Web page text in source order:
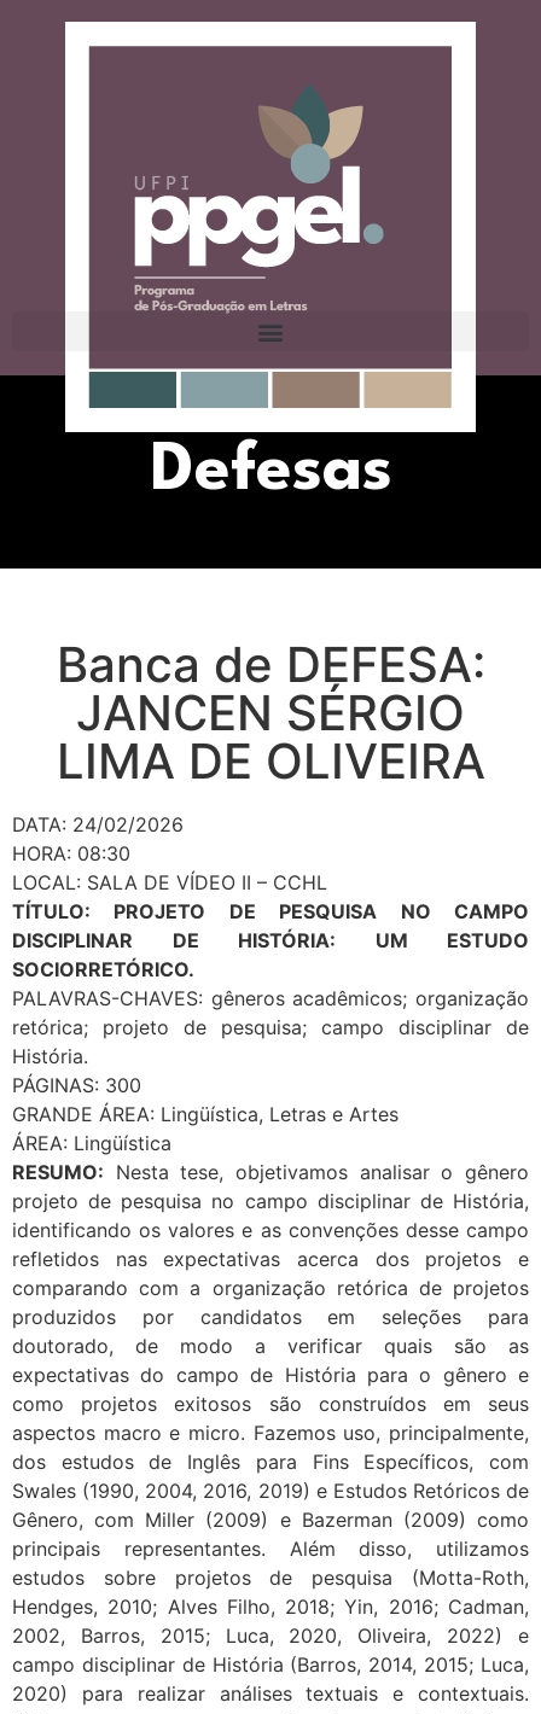
Defesas
Banca de DEFESA:
JANCEN SÉRGIO
LIMA DE OLIVEIRA
DATA: 24/02/2026
HORA: 08:30
LOCAL: SALA DE VÍDEO II – CCHL
TÍTULO: PROJETO DE PESQUISA NO CAMPO
DISCIPLINAR DE HISTÓRIA: UM ESTUDO
SOCIORRETÓRICO.
PALAVRAS-CHAVES: gêneros acadêmicos; organização
retórica; projeto de pesquisa; campo disciplinar de
História.
PÁGINAS: 300
GRANDE ÁREA: Lingüística, Letras e Artes
ÁREA: Lingüística
RESUMO: Nesta tese, objetivamos analisar o gênero
projeto de pesquisa no campo disciplinar de História,
identificando os valores e as convenções desse campo
refletidos nas expectativas acerca dos projetos e
comparando com a organização retórica de projetos
produzidos por candidatos em seleções para
doutorado, de modo a verificar quais são as
expectativas do campo de História para o gênero e
como projetos exitosos são construídos em seus
aspectos macro e micro. Fazemos uso, principalmente,
dos estudos de Inglês para Fins Específicos, com
Swales (1990, 2004, 2016, 2019) e Estudos Retóricos de
Gênero, com Miller (2009) e Bazerman (2009) como
principais representantes. Além disso, utilizamos
estudos sobre projetos de pesquisa (Motta-Roth,
Hendges, 2010; Alves Filho, 2018; Yin, 2016; Cadman,
2002, Barros, 2015; Luca, 2020, Oliveira, 2022) e
campo disciplinar de História (Barros, 2014, 2015; Luca,
2020) para realizar análises textuais e contextuais.